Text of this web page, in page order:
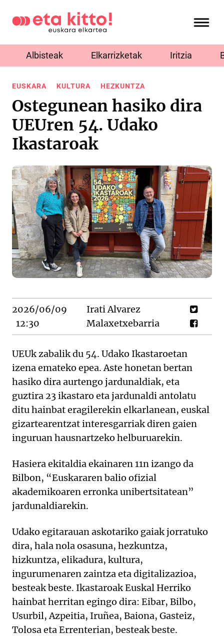
Albisteak Elkarrizketak Iritzia
EUSKARA KULTURA HEZKUNTZA
Ostegunean hasiko dira
UEUren 54. Udako
Ikastaroak
2026/06/09
12:30
Irati Alvarez
Malaxetxebarria
UEUk zabalik du 54. Udako Ikastaroetan
izena emateko epea. Aste honetan bertan
hasiko dira aurtengo jardunaldiak, eta
guztira 23 ikastaro eta jardunaldi antolatu
ditu hainbat eragilerekin elkarlanean, euskal
gizartearentzat interesgarriak diren gaien
inguruan hausnartzeko helburuarekin.
Hasiera ekitaldia ekainaren 11n izango da
Bilbon, “Euskararen balio ofizial
akademikoaren erronka unibertsitatean”
jardunaldiarekin.
Udako egitarauan askotariko gaiak jorratuko
dira, hala nola osasuna, hezkuntza,
hizkuntza, elikadura, kultura,
ingurumenaren zaintza eta digitalizazioa,
besteak beste. Ikastaroak Euskal Herriko
hainbat herritan egingo dira: Eibar, Bilbo,
Usurbil, Azpeitia, Iruñea, Baiona, Gasteiz,
Tolosa eta Errenterian, besteak beste.